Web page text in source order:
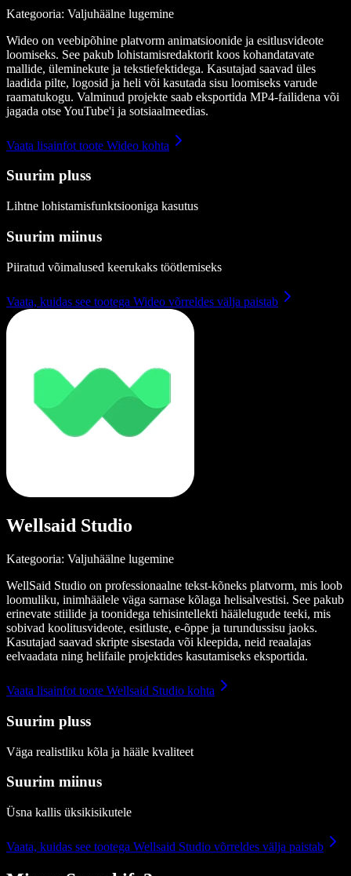
Kategooria: Valjuhäälne lugemine
Wideo on veebipõhine platvorm animatsioonide ja esitlusvideote
loomiseks. See pakub lohistamisredaktorit koos kohandatavate
mallide, üleminekute ja tekstiefektidega. Kasutajad saavad üles
laadida pilte, logosid ja heli või kasutada sisu loomiseks varude
raamatukogu. Valminud projekte saab eksportida MP4-failidena või
jagada otse YouTube'i ja sotsiaalmeedias.
Vaata lisainfot toote Wideo kohta
Suurim pluss
Lihtne lohistamisfunktsiooniga kasutus
Suurim miinus
Piiratud võimalused keerukaks töötlemiseks
Vaata, kuidas see tootega Wideo võrreldes välja paistab
Wellsaid Studio
Kategooria: Valjuhäälne lugemine
WellSaid Studio on professionaalne tekst-kõneks platvorm, mis loob
loomuliku, inimhäälele väga sarnase kõlaga helisalvestisi. See pakub
erinevate stiilide ja toonidega tehisintellekti häälelugude teeki, mis
sobivad koolitusvideote, esitluste, e-õppe ja turundussisu jaoks.
Kasutajad saavad skripte sisestada või kleepida, neid reaalajas
eelvaadata ning helifaile projektides kasutamiseks eksportida.
Vaata lisainfot toote Wellsaid Studio kohta
Suurim pluss
Väga realistliku kõla ja hääle kvaliteet
Suurim miinus
Üsna kallis üksikisikutele
Vaata, kuidas see tootega Wellsaid Studio võrreldes välja paistab